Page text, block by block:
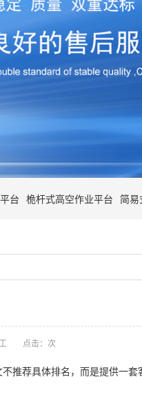
台 桅杆式高空作业平台 简易
点击： 次
推荐具体排名，而是提供一